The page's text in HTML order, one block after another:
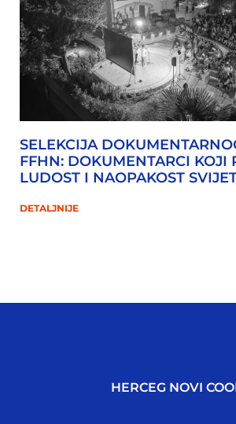
SELEKCIJA
FFHN: DOKUMENTARCI KOJI
LUDOST I NAOPAKOST
DETALJNIJE
HERCEG NOVI